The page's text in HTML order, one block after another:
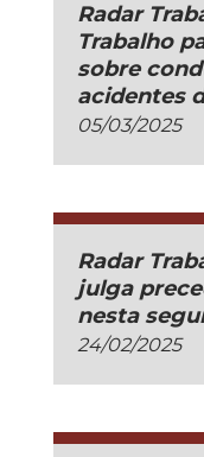
Radar
Trabalho
sobre
acidentes
05/03/2025
Radar
julga
nesta
24/02/2025